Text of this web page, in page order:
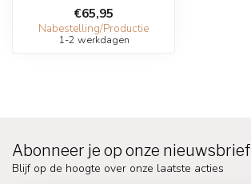
€65,95
Nabestelling/Productie
1-2 werkdagen
Abonneer je op onze nieuwsbrief
Blijf op de hoogte over onze laatste acties